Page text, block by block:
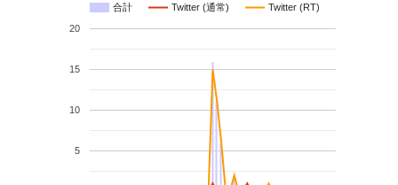
合計 Twitter (通常) Twitter (RT)
5
10
15
20